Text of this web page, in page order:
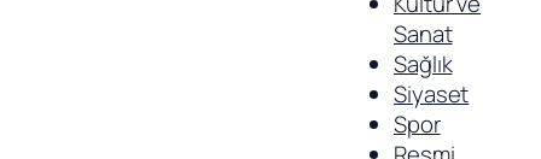
Sanat
Sağlık
Siyaset
Spor